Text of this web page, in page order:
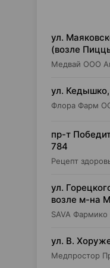
ул.
(возле
Медвай ООО
ул.
пр-т
784
ул.
возле м-на
ул. В.